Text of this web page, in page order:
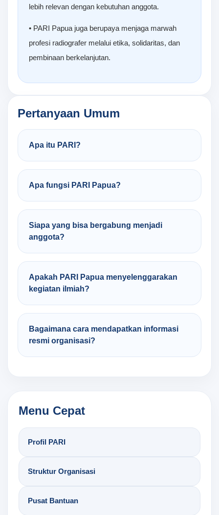
lebih relevan dengan kebutuhan anggota.
• PARI Papua juga berupaya menjaga marwah
profesi radiografer melalui etika, solidaritas, dan
pembinaan berkelanjutan.
Pertanyaan Umum
Apa itu PARI?
Apa fungsi PARI Papua?
Siapa yang bisa bergabung menjadi
anggota?
Apakah PARI Papua menyelenggarakan
kegiatan ilmiah?
Bagaimana cara mendapatkan informasi
resmi organisasi?
Menu Cepat
Profil PARI
Struktur Organisasi
Pusat Bantuan